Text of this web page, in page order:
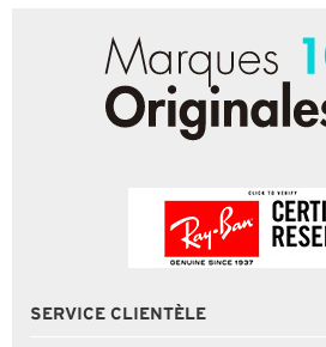
SERVICE CLIENTÈLE